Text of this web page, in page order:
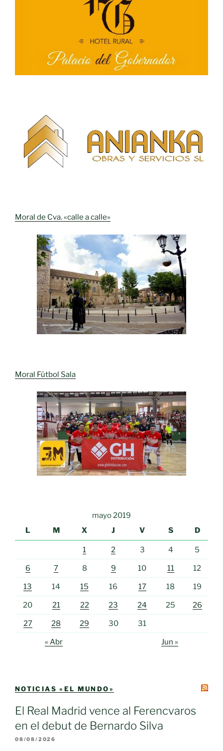
Moral de Cva. «calle a calle»
Moral Fútbol Sala
mayo 2019
L
M X J V S D
1 2 3 4 5
6 7 8 9 10 11 12
13 14 15 16 17 18 19
20 21 22 23 24 25 26
27 28 29 30 31
« Abr Jun »
NOTICIAS «EL MUNDO»
El Real Madrid vence al Ferencvaros
en el debut de Bernardo Silva
08/08/2026